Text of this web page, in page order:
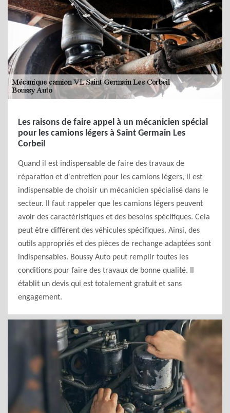
Les raisons de faire appel à un mécanicien spécial
pour les camions légers à Saint Germain Les
Corbeil
Quand il est indispensable de faire des travaux de
réparation et d'entretien pour les camions légers, il est
indispensable de choisir un mécanicien spécialisé dans le
secteur. Il faut rappeler que les camions légers peuvent
avoir des caractéristiques et des besoins spécifiques. Cela
peut être différent des véhicules spécifiques. Ainsi, des
outils appropriés et des pièces de rechange adaptées sont
indispensables. Boussy Auto peut remplir toutes les
conditions pour faire des travaux de bonne qualité. Il
établit un devis qui est totalement gratuit et sans
engagement.